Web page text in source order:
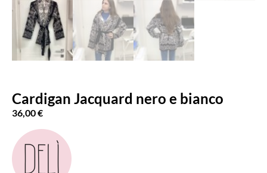
Cardigan Jacquard nero e bianco
36,00€